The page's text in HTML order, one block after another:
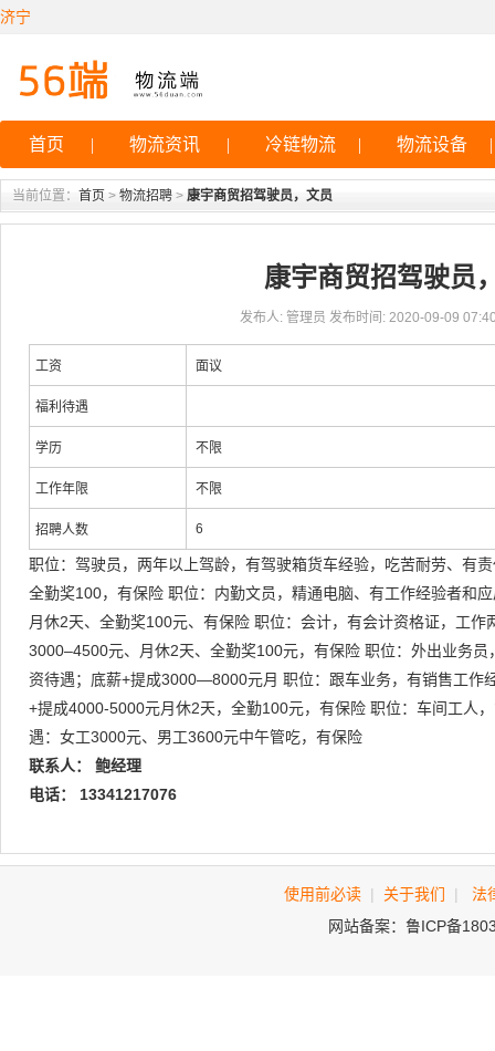
济宁
首页 | 物流资讯 | 冷链物流 | 物流设备 |
当前位置： 首页 > 物流招聘 > 康宇商贸招驾驶员，文员
康宇商贸招驾驶员
发布人: 管理员 发布时间: 2020-09-09
工资 面议
福利待遇
学历 不限
工作年限 不限
招聘人数 6
职位：驾驶员，两年以上驾龄，有驾驶箱货车经验，吃苦耐劳、有
全勤奖100，有保险 职位：内勤文员，精通电脑、有工作经验者和
月休2天、全勤奖100元、有保险 职位：会计，有会计资格证，工
3000–4500元、月休2天、全勤奖100元，有保险 职位：外出业务
资待遇；底薪+提成3000—8000元月 职位：跟车业务，有销售工作
+提成4000-5000元月休2天，全勤100元，有保险 职位：车间工人
遇：女工3000元、男工3600元中午管吃，有保险
联系人： 鲍经理
电话： 13341217076
使用前必读 | 关于我们 |
法
网站备案：鲁ICP备